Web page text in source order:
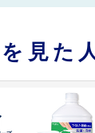
見た